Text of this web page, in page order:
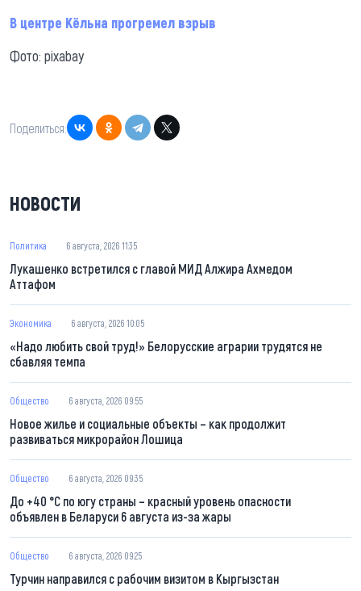
В центре Кёльна прогремел взрыв
Фото: pixabay
Поделиться:
НОВОСТИ
Политика 6 августа, 2026 11:35
Лукашенко встретился с главой МИД Алжира Ахмедом
Аттафом
Экономика 6 августа, 2026 10:05
«Надо любить свой труд!» Белорусские аграрии трудятся не
сбавляя темпа
Общество 6 августа, 2026 09:55
Новое жилье и социальные объекты – как продолжит
развиваться микрорайон Лошица
Общество 6 августа, 2026 09:35
До +40 °С по югу страны – красный уровень опасности
объявлен в Беларуси 6 августа из-за жары
Общество 6 августа, 2026 09:25
Турчин направился с рабочим визитом в Кыргызстан